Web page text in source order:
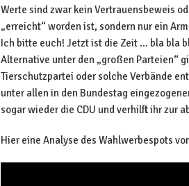
Werte sind zwar kein Vertrauensbeweis
„erreicht“ worden ist, sondern nur ein
Ich bitte euch! Jetzt ist die Zeit … bla bla
Alternative unter den „großen Parteien“
Tierschutzpartei oder solche Verbände
unter allen in den Bundestag
sogar wieder die CDU und verhilft ihr zur
Hier eine Analyse des Wahlwerbespots